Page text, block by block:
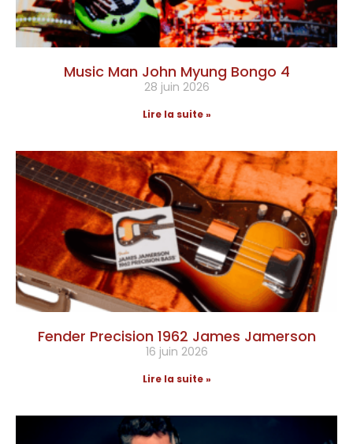
Music Man John Myung Bongo 4
28 juin 2026
Lire la suite »
Fender Precision 1962 James Jamerson
16 juin 2026
Lire la suite »